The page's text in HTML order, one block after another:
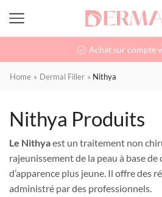
Achat sur compte
Home » Dermal Filler » Nithya
Nithya Produits
Le Nithyaest un traitement non
rajeunissement de la peau à base
d’apparence plus jeune. Il offre des
administré par des professionnels.